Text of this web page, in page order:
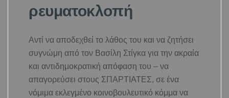
ρευματοκλοπή
Αντί να αποδεχθεί το λάθος του και να ζητήσει
συγνώμη από τον Βασίλη Στίγκα για την ακραία
και αντιδημοκρατική απόφαση του – να
απαγορεύσει στους ΣΠΑΡΤΙΑΤΕΣ, σε ένα
νόμιμα εκλεγμένο κοινοβουλευτικό κόμμα να